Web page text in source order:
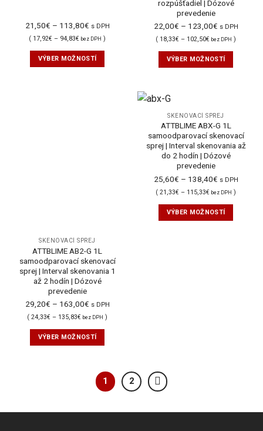
21,50€ – 113,80€ s DPH
( 17,92€ – 94,83€ bez DPH )
VÝBER MOŽNOSTÍ
rozpúšťadiel | Dózové
prevedenie
22,00€ – 123,00€ s DPH
( 18,33€ – 102,50€ bez DPH )
VÝBER MOŽNOSTÍ
SKENOVACÍ SPREJ
ATTBLIME AB2-G 1L
samoodparovací skenovací
sprej | Interval skenovania 1
až 2 hodín | Dózové
prevedenie
29,20€ – 163,00€ s DPH
( 24,33€ – 135,83€ bez DPH )
VÝBER MOŽNOSTÍ
SKENOVACÍ SPREJ
ATTBLIME ABX-G 1L
samoodparovací skenovací
sprej | Interval skenovania až
do 2 hodín | Dózové
prevedenie
25,60€ – 138,40€ s DPH
( 21,33€ – 115,33€ bez DPH )
VÝBER MOŽNOSTÍ
1 2